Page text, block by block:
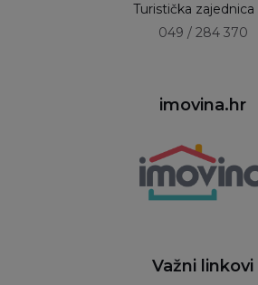
Turistička zajednica
049 / 284 370
imovina.hr
Važni linkovi